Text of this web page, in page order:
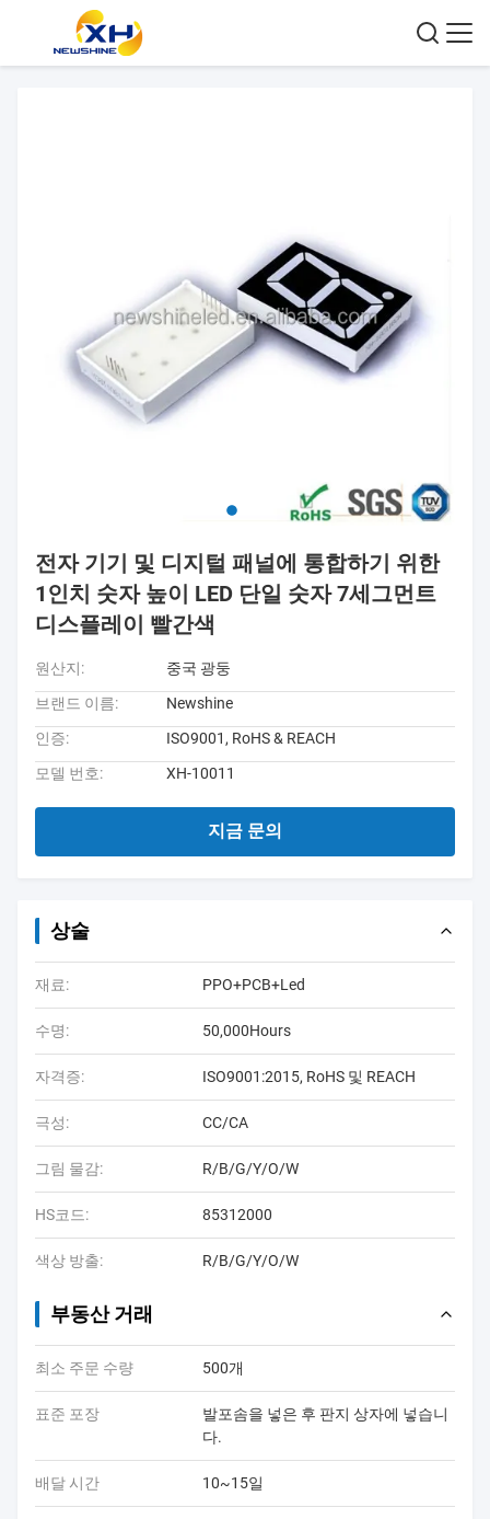
전자 기기 및 디지털 패널에 통합하기 위한
1인치 숫자 높이 LED 단일 숫자 7세그먼트
디스플레이 빨간색
원산지:
중국 광둥
브랜드 이름:
Newshine
인증:
ISO9001, RoHS & REACH
모델 번호:
XH-10011
지금 문의
상술
재료: PPO+PCB+Led
수명: 50,000Hours
자격증: ISO9001:2015, RoHS 및 REACH
극성: CC/CA
그림 물감: R/B/G/Y/O/W
HS코드: 85312000
색상 방출: R/B/G/Y/O/W
부동산 거래
최소 주문 수량 500개
표준 포장
발포솜을 넣은 후 판지 상자에 넣습니
다.
배달 시간 10~15일